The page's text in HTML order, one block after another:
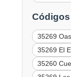
35269
35269 El
35260